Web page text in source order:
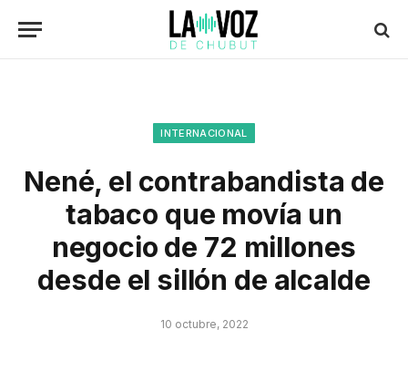
INTERNACIONAL
Nené, el contrabandista de
tabaco que movía un
negocio de 72 millones
desde el sillón de alcalde
10 octubre, 2022